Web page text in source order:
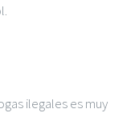
ilegales es muy